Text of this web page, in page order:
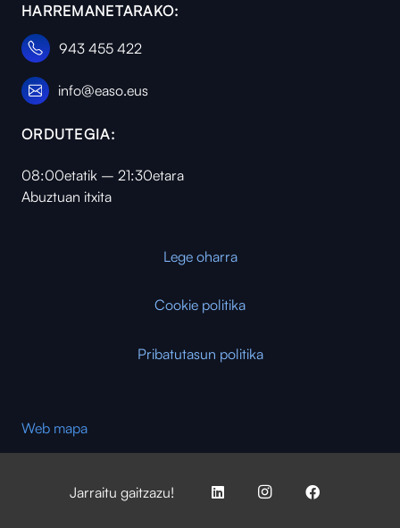
HARREMANETARAKO:
943 455 422
info@easo.eus
ORDUTEGIA:
08:00etatik – 21:30etara
Abuztuan itxita
Lege oharra
Cookie politika
Pribatutasun politika
Web mapa
Jarraitu gaitzazu!